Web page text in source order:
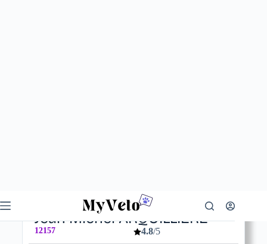
Votre vétérinaire
Jean Michel ARQUILLIERE
12157 4.8/5